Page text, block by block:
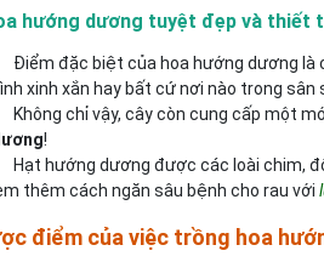
hướng dương tuyệt đẹp và thiết
Điểm đặc biệt của hoa hướng dương là
xinh xắn hay bất cứ nơi nào trong sân
Không chỉ vậy, cây còn cung cấp một
!
Hạt hướng dương được các loài chim,
thêm cách ngăn sâu bệnh cho rau với
điểm của việc trồng hoa